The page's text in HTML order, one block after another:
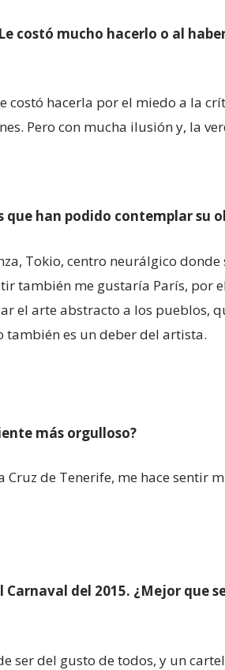
costó mucho hacerlo o al
hacerla por el miedo a la
Pero con mucha ilusión y, la
han podido contemplar su
Tokio, centro neurálgico
también me gustaría París, por
el arte abstracto a los pueblos,
también es un deber del artista.
más orgulloso?
de Tenerife, me hace sentir
del 2015. ¿Mejor que
ser del gusto de todos, y un